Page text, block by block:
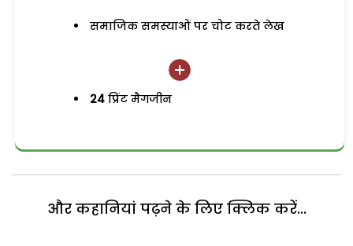
समाजिक समस्याओं पर चोट करते लेख
24 प्रिंट मैगजीन
और कहानियां पढ़ने के लिए क्लिक करें...